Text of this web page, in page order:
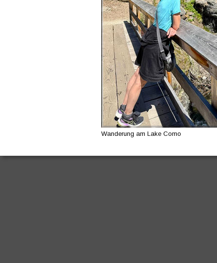
Wanderung am Lake Como